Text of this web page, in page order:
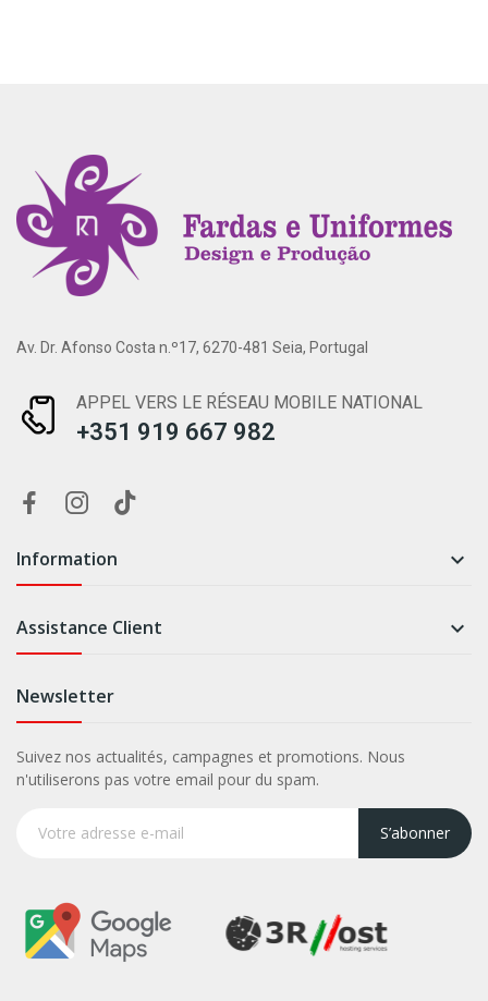
Av. Dr. Afonso Costa n.º17, 6270-481 Seia, Portugal
APPEL VERS LE RÉSEAU MOBILE NATIONAL
+351 919 667 982
Information 
Assistance Client 
Newsletter
Suivez nos actualités, campagnes et promotions. Nous
n'utiliserons pas votre email pour du spam.
S’abonner